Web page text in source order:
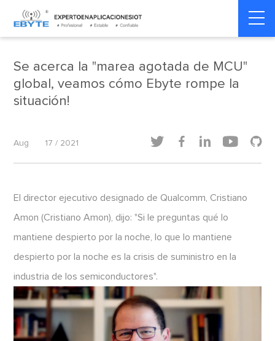
Home > Noticias de la compañía Noticias de la compañía
Se acerca la "marea agotada de MCU"
global, veamos cómo Ebyte rompe la
situación!
Aug 17 / 2021     
El director ejecutivo designado de Qualcomm, Cristiano
Amon (Cristiano Amon), dijo: "Si le preguntas qué lo
mantiene despierto por la noche, lo que lo mantiene
despierto por la noche es la crisis de suministro en la
industria de los semiconductores".